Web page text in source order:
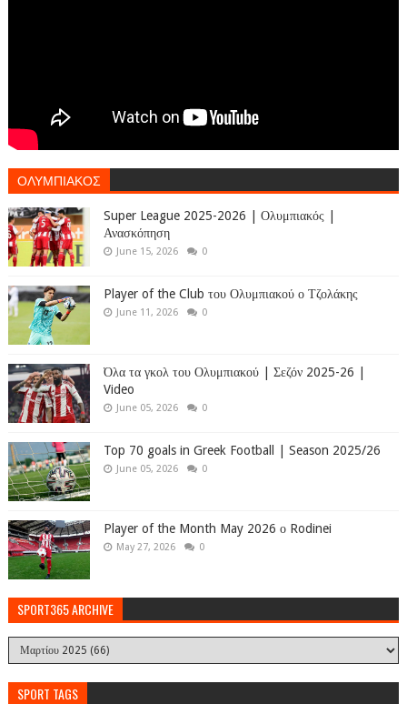
ΟΛΥΜΠΙΑΚΟΣ
Super League 2025-2026 | Ολυμπιακός |
Ανασκόπηση
June 15, 2026 0
Player of the Club του Ολυμπιακού ο Τζολάκης
June 11, 2026 0
Όλα τα γκολ του Ολυμπιακού | Σεζόν 2025-26 |
Video
June 05, 2026 0
Top 70 goals in Greek Football | Season 2025/26
June 05, 2026 0
Player of the Month May 2026 ο Rodinei
May 27, 2026 0
SPORT365 ARCHIVE
SPORT TAGS